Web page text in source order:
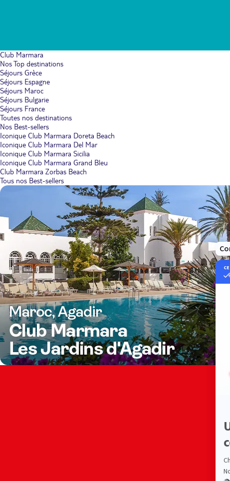
Club Marmara
Nos Top destinations
Séjours Grèce
Séjours Espagne
Séjours Maroc
Séjours Bulgarie
Séjours France
Toutes nos destinations
Nos Best-sellers
Iconique Club Marmara Doreta Beach
Iconique Club Marmara Del Mar
Iconique Club Marmara Sicilia
Iconique Club Marmara Grand Bleu
Club Marmara Zorbas Beach
Tous nos Best-sellers